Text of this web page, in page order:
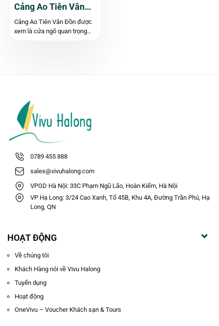
Cảng Ao Tiên Vân
Đồn
Cảng Ao Tiên Vân Đồn được
xem là cửa ngõ quan trọng
0789 455 888
sales@vivuhalong.com
VPGD Hà Nội: 33C Phạm Ngũ Lão, Hoàn Kiếm, Hà Nội
VP Hạ Long: 3/24 Cao Xanh, Tổ 45B, Khu 4A, Đường Trần Phú, Hạ
Long, QN
HOẠT ĐỘNG
Về chúng tôi
Khách Hàng nói về Vivu Halong
Tuyển dụng
Hoạt động
OneVivu – Voucher Khách sạn & Tours